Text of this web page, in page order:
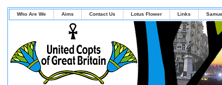
Who Are We Aims Contact Us Lotus Flower Links